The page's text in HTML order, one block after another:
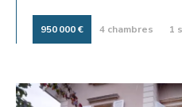
950 000 € 4 chambres 1